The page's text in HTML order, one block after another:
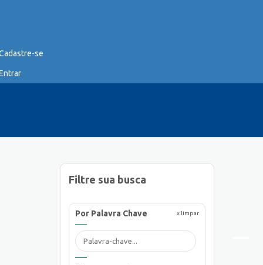
se
Filtre sua busca
x limpar
Por Palavra Chave